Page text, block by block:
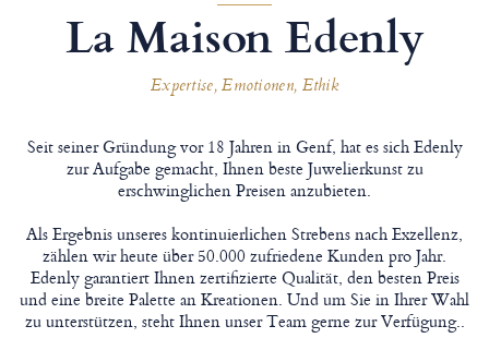
La Maison Edenly
Expertise, Emotionen, Ethik
Seit seiner Gründung vor 18 Jahren in Genf, hat es sich Edenly
zur Aufgabe gemacht, Ihnen beste Juwelierkunst zu
erschwinglichen Preisen anzubieten.
Als Ergebnis unseres kontinuierlichen Strebens nach Exzellenz,
zählen wir heute über 50.000 zufriedene Kunden pro Jahr.
Edenly garantiert Ihnen zertifizierte Qualität, den besten Preis
und eine breite Palette an Kreationen. Und um Sie in Ihrer Wahl
zu unterstützen, steht Ihnen unser Team gerne zur Verfügung..